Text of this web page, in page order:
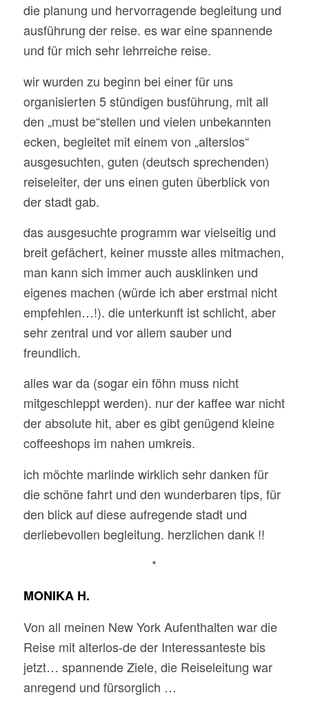
die planung und hervorragende begleitung und
ausführung der reise. es war eine spannende
und für mich sehr lehrreiche reise.
wir wurden zu beginn bei einer für uns
organisierten 5 stündigen busführung, mit all
den „must be“stellen und vielen unbekannten
ecken, begleitet mit einem von „alterslos“
ausgesuchten, guten (deutsch sprechenden)
reiseleiter, der uns einen guten überblick von
der stadt gab.
das ausgesuchte programm war vielseitig und
breit gefächert, keiner musste alles mitmachen,
man kann sich immer auch ausklinken und
eigenes machen (würde ich aber erstmal nicht
empfehlen…!). die unterkunft ist schlicht, aber
sehr zentral und vor allem sauber und
freundlich.
alles war da (sogar ein föhn muss nicht
mitgeschleppt werden). nur der kaffee war nicht
der absolute hit, aber es gibt genügend kleine
coffeeshops im nahen umkreis.
ich möchte marlinde wirklich sehr danken für
die schöne fahrt und den wunderbaren tips, für
den blick auf diese aufregende stadt und
derliebevollen begleitung. herzlichen dank !!
*
MONIKA H.
Von all meinen New York Aufenthalten war die
Reise mit alterlos-de der Interessanteste bis
jetzt… spannende Ziele, die Reiseleitung war
anregend und fürsorglich …